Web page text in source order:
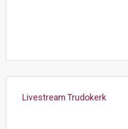
Livestream Trudokerk